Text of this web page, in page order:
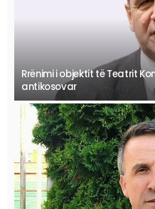
Rrënimi i objektit të Teatrit
antikosovar